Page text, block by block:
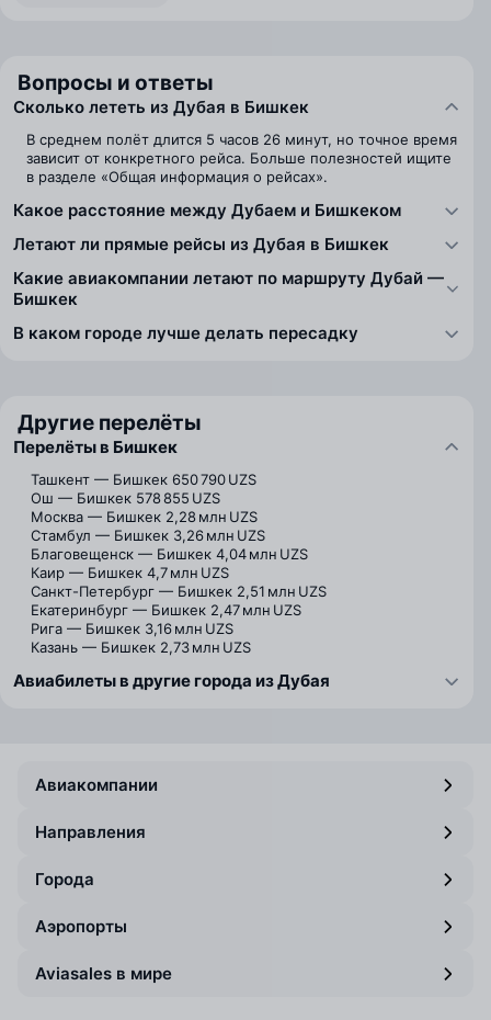
Вопросы и ответы
Сколько лететь из Дубая в Бишкек
В среднем полёт длится 5 часов 26 минут, но точное время
зависит от конкретного рейса. Больше полезностей ищите
в разделе «Общая информация о рейсах».
Какое расстояние между Дубаем и Бишкеком
Летают ли прямые рейсы из Дубая в Бишкек
Какие авиакомпании летают по маршруту Дубай —
Бишкек
В каком городе лучше делать пересадку
Другие перелёты
Перелёты в Бишкек
Ташкент — Бишкек 650 790 UZS
Ош — Бишкек 578 855 UZS
Москва — Бишкек 2,28 млн UZS
Стамбул — Бишкек 3,26 млн UZS
Благовещенск — Бишкек 4,04 млн UZS
Каир — Бишкек 4,7 млн UZS
Санкт-Петербург — Бишкек 2,51 млн UZS
Екатеринбург — Бишкек 2,47 млн UZS
Рига — Бишкек 3,16 млн UZS
Казань — Бишкек 2,73 млн UZS
Авиабилеты в другие города из Дубая
Авиакомпании
Направления
Города
Аэропорты
Aviasales в мире